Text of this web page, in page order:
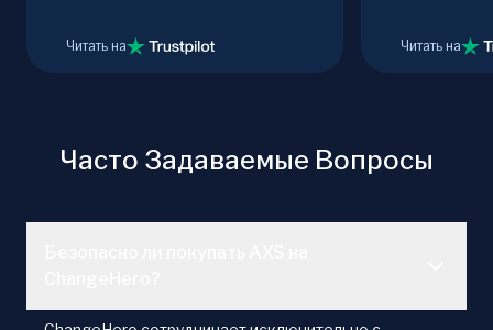
Читать на Читать на
Часто Задаваемые Вопросы